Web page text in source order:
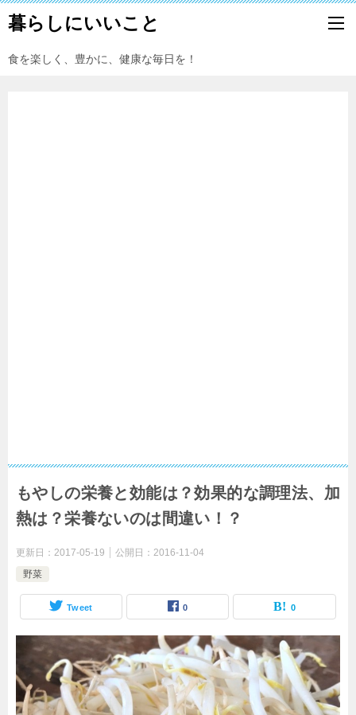
暮らしにいいこと
食を楽しく、豊かに、健康な毎日を！
もやしの栄養と効能は？効果的な調理法、加
熱は？栄養ないのは間違い！？
更新日： 2017-05-19 公開日： 2016-11-04
野菜
Tweet 0 0